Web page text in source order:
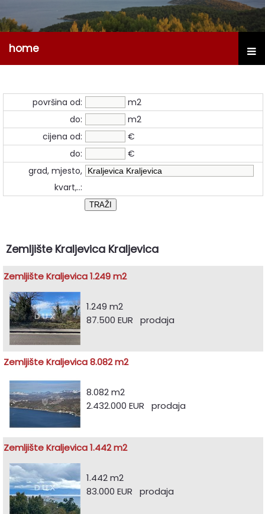
home
površina od:
m2
do:
m2
cijena od:
€
do:
€
grad, mjesto,
kvart,..:
Zemljište Kraljevica Kraljevica
Zemljište Kraljevica 1.249 m2
1.249 m2
87.500 EUR prodaja
Zemljište Kraljevica 8.082 m2
8.082 m2
2.432.000 EUR prodaja
Zemljište Kraljevica 1.442 m2
1.442 m2
83.000 EUR prodaja